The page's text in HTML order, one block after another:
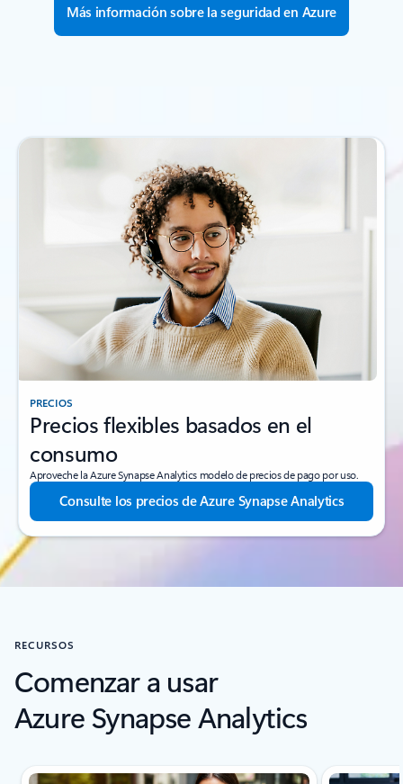
Más información sobre la seguridad en Azure
PRECIOS
Precios flexibles basados en el
consumo
Aproveche la Azure Synapse Analytics modelo de precios de pago por uso.
Consulte los precios de Azure Synapse Analytics
RECURSOS
Comenzar a usar
Azure Synapse Analytics
Desplazamiento de recursos: sección de la pestaña Inicios rápidos